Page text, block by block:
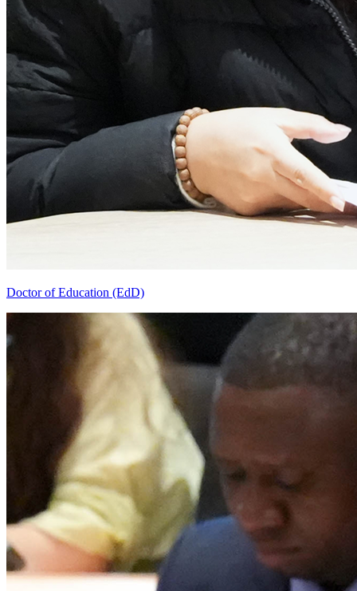
Doctor of Education (EdD)